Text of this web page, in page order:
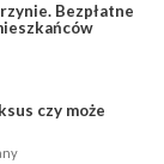
Bezpłatne
czy może